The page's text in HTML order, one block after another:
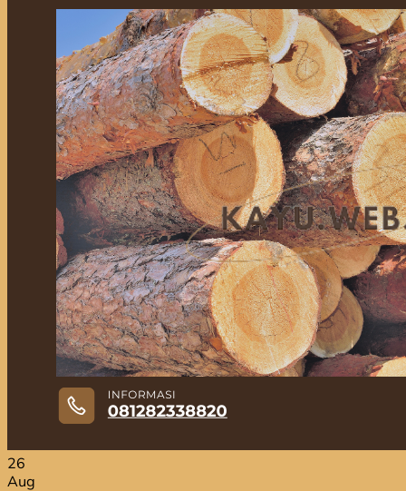
Jual Kayu Bengkirai
Jual Kayu Lokal Murah
Jual Kayu Tembalun
Jual Palet Kayu
Jual Kayu Kamper Medan
Jual Triplek
Jasa Pasang Lantai Kayu
Jual Kayu Kamper Samarinda
Blog
Kontak
Hubungi
Hubungi
26
Aug